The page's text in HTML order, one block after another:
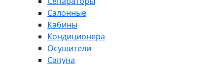
Салонные
Кабины
Кондиционера
Осушители
Сапуна